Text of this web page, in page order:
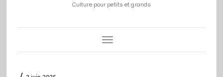
Culture pour petits et grands
Toggle
Navigation